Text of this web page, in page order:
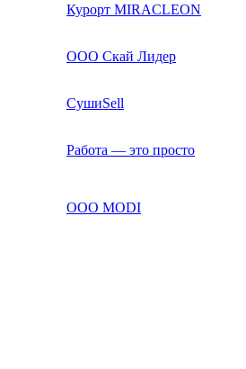
Курорт MIRACLEON
ООО Скай Лидер
СушиSell
Работа — это просто
ООО MODI